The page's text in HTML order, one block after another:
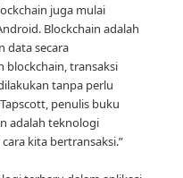
juga mulai
Blockchain adalah
data secara
blockchain, transaksi
tanpa perlu
penulis buku
adalah teknologi
kita bertransaksi.”